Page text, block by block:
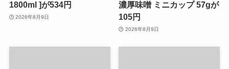
1800ml ]が534円
2026年8月9日
濃厚味噌 ミニカップ 57gが
105円
2026年8月9日